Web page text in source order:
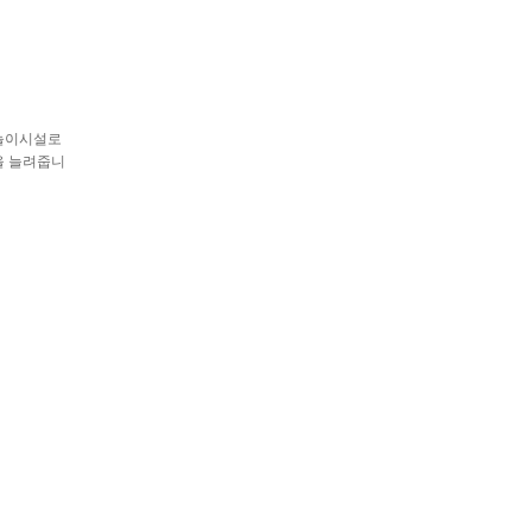
이시설로
늘려줍니